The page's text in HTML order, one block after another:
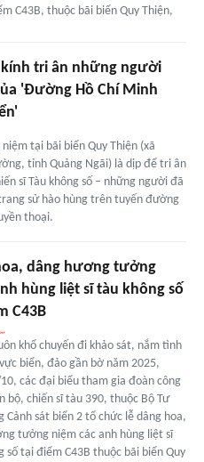
C43B, thuộc bãi biển Quy Thiện,
tri ân những người
'Đường Hồ Chí Minh
tại bãi biển Quy Thiện (xã
tỉnh Quảng Ngãi) là dịp để tri ân
sĩ Tàu không số – những người đã
sử hào hùng trên tuyến đường
thoại.
dâng hương tưởng
hùng liệt sĩ tàu không số
C43B
khổ chuyến đi khảo sát, nắm tình
biển, đảo gần bờ năm 2025,
các đại biểu tham gia đoàn công
bộ, chiến sĩ tàu 390, thuộc Bộ Tư
Cảnh sát biển 2 tổ chức lễ dâng hoa,
tưởng niệm các anh hùng liệt sĩ
số tại điểm C43B thuộc bãi biển Quy